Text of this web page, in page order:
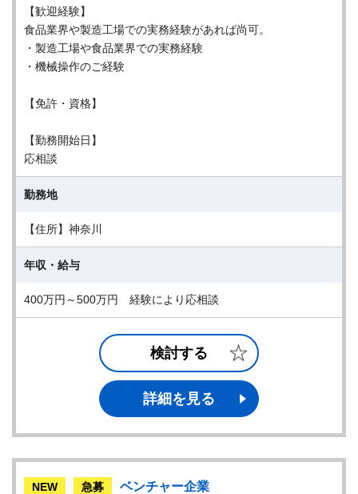
【歓迎経験】
食品業界や製造工場での実務経験があれば尚可。
・製造工場や食品業界での実務経験
・機械操作のご経験
【免許・資格】
【勤務開始日】
応相談
勤務地
【住所】神奈川
年収・給与
400万円～500万円 経験により応相談
検討する
詳細を見る
NEW 急募 ベンチャー企業